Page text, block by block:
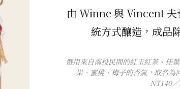
由 Winne 與 Vincent 夫
統方式釀造，成品
選用來自南投民間的紅玉紅茶、佳
果、蜜桃、梅子的香氣，取名為
NT140